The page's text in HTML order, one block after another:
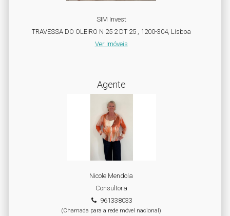
SIM Invest
TRAVESSA DO OLEIRO N 25 2 DT 25 , 1200-304, Lisboa
Ver Imóveis
Agente
Nicole Mendola
Consultora
961338033
(Chamada para a rede móvel nacional)